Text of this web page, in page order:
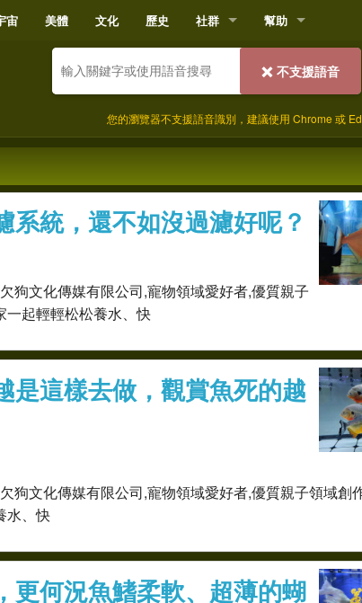
宙 美體 文化 歷史 社群 幫助
❌ 不支援語音
您的瀏覽器不支援語音識別，建議使用 Chrome 或
統，還不如沒過濾好呢？
狗文化傳媒有限公司,寵物領域愛好者,優質親子
一起輕輕松松養水、快
是這樣去做，觀賞魚死的越
狗文化傳媒有限公司,寵物領域愛好者,優質親子領域創
水、快
更何況魚鰭柔軟、超薄的蝴